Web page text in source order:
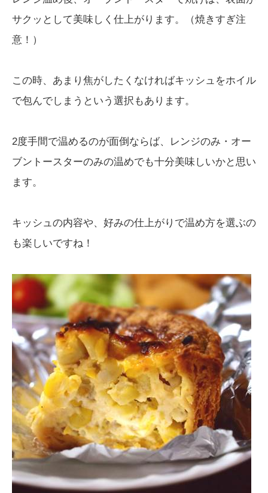
サクッとして美味しく仕上がります。（焼きすぎ注
意！）
この時、あまり焦がしたくなければキッシュをホイル
で包んでしまうという選択もあります。
2度手間で温めるのが面倒ならば、レンジのみ・オー
ブントースターのみの温めでも十分美味しいかと思い
ます。
キッシュの内容や、好みの仕上がりで温め方を選ぶの
も楽しいですね！